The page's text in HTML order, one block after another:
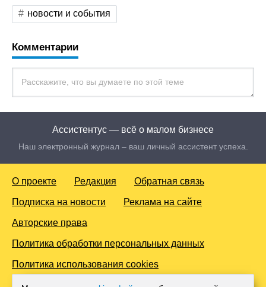
новости и события
Комментарии
Ассистентус — всё о малом бизнесе
Наш электронный журнал – ваш личный ассистент успеха.
О проекте Редакция Обратная связь
Подписка на новости Реклама на сайте
Авторские права
Политика обработки персональных данных
Политика использования cookies
© 2016-2026 Все права защищены. Для лиц старше 18 лет.